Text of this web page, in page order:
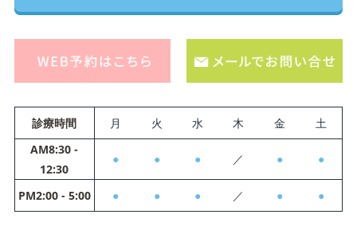
診療時間 月 火 水 木 金
土
AM8:30 -
12:30
● ● ● ／ ● ●
PM2:00 - 5:00 ● ● ● ／ ● ●